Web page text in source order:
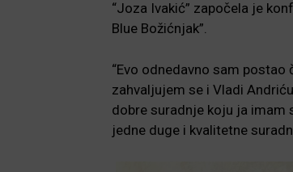
“Joza Ivakić” započela je
Blue Božićnjak”.
“Evo odnedavno sam
zahvaljujem se i Vladi
dobre suradnje koju ja imam
jedne duge i kvalitetne